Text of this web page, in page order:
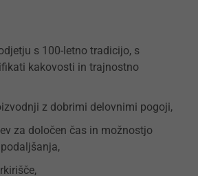
s 100-letno tradicijo, s
kakovosti in trajnostno
z dobrimi delovnimi pogoji,
za določen čas in možnostjo